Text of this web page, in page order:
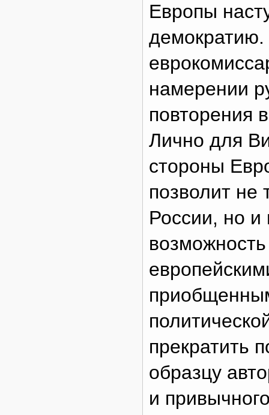
Европы
намерении
повторения
Лично для
стороны
позволит не
России, но и
прекратить
образцу
и